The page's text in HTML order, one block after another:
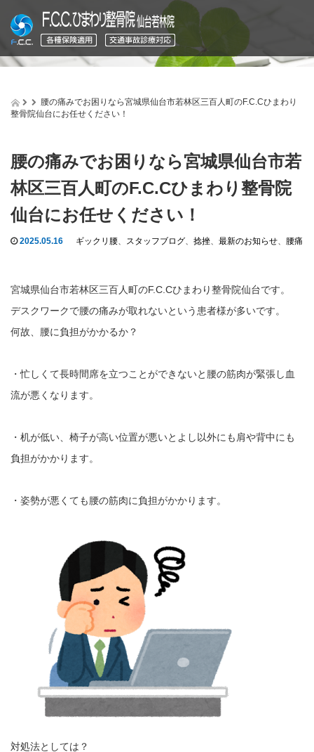
腰の痛みでお困りなら宮城県仙台市若林区三百人町のF.C.Cひまわり
整骨院仙台にお任せください！
腰の痛みでお困りなら宮城県仙台市若
林区三百人町のF.C.Cひまわり整骨院
仙台にお任せください！
2025.05.16 ギックリ腰、 スタッフブログ、 捻挫、 最新のお知らせ、 腰痛
宮城県仙台市若林区三百人町のF.C.Cひまわり整骨院仙台です。
デスクワークで腰の痛みが取れないという患者様が多いです。
何故、腰に負担がかかるか？
・忙しくて長時間席を立つことができないと腰の筋肉が緊張し血
流が悪くなります。
・机が低い、椅子が高い位置が悪いとよし以外にも肩や背中にも
負担がかかります。
・姿勢が悪くても腰の筋肉に負担がかかります。
対処法としては？